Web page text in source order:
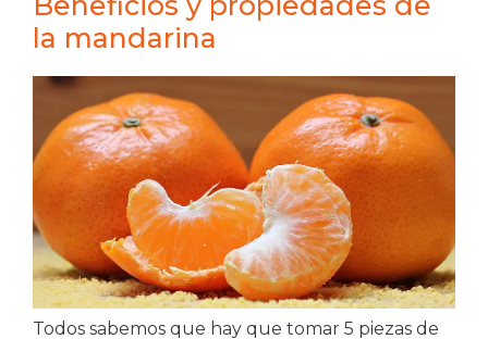
la mandarina
Todos sabemos que hay que tomar 5 piezas de